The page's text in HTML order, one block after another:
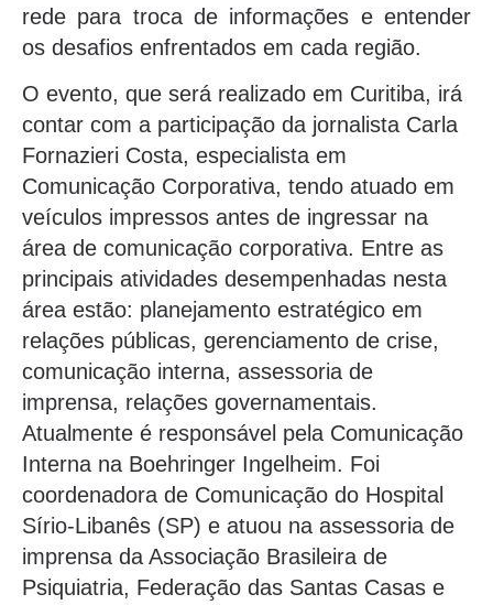
rede para troca de informações e entender
os desafios enfrentados em cada região.
O evento, que será realizado em Curitiba, irá
contar com a participação da jornalista Carla
Fornazieri Costa, especialista em
Comunicação Corporativa, tendo atuado em
veículos impressos antes de ingressar na
área de comunicação corporativa. Entre as
principais atividades desempenhadas nesta
área estão: planejamento estratégico em
relações públicas, gerenciamento de crise,
comunicação interna, assessoria de
imprensa, relações governamentais.
Atualmente é responsável pela Comunicação
Interna na Boehringer Ingelheim. Foi
coordenadora de Comunicação do Hospital
Sírio-Libanês (SP) e atuou na assessoria de
imprensa da Associação Brasileira de
Psiquiatria, Federação das Santas Casas e